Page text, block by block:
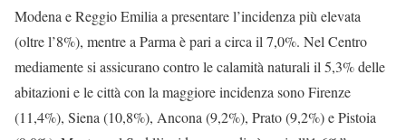
Modena e Reggio Emilia a presentare l’incidenza più elevata
(oltre l’8%), mentre a Parma è pari a circa il 7,0%. Nel Centro
mediamente si assicurano contro le calamità naturali il 5,3% delle
abitazioni e le città con la maggiore incidenza sono Firenze
(11,4%), Siena (10,8%), Ancona (9,2%), Prato (9,2%) e Pistoia